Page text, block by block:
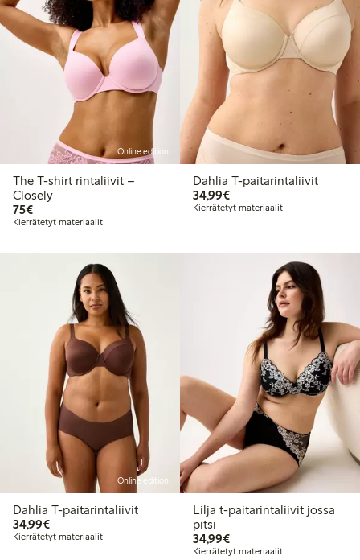
Online edition
The T-shirt rintaliivit –
Closely
75€75,00 €
Kierrätetyt materiaalit
Dahlia T-paitarintaliivit
34,99€34,99 €
Kierrätetyt materiaalit
Online edition
Dahlia T-paitarintaliivit
34,99€34,99 €
Kierrätetyt materiaalit
Lilja t-paitarintaliivit jossa
pitsi
34,99€34,99 €
Kierrätetyt materiaalit